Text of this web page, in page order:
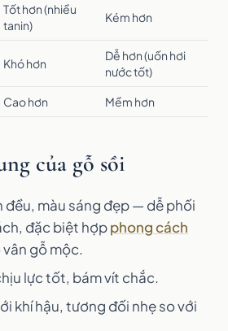
Tốt hơn (nhiều
tanin)
Kém hơn
Khó hơn
Dễ hơn (uốn hơi
nước tốt)
Cao hơn Mềm hơn
của gỗ sồi
đều, màu sáng đẹp — dễ phối
đặc biệt hợpphong cách
gỗ mộc.
lực tốt, bám vít chắc.
khí hậu, tương đối nhẹ so với